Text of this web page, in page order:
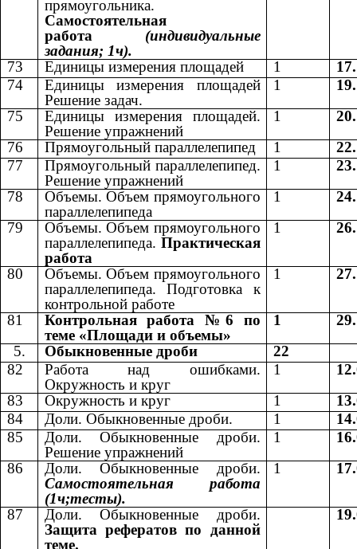
прямоугольника.
Самостоятельная
работа (индивидуальные
задания; 1ч).
73 Единицы измерения площадей 1
74
Единицы измерения площадей
Решение задач.
1
75
Единицы измерения площадей.
Решение упражнений
1
76
Прямоугольный параллелепипед 1
77
Прямоугольный параллелепипед.
Решение упражнений
1
78
Объемы. Объем прямоугольного
параллелепипеда
1
79
Объемы. Объем прямоугольного
параллелепипеда. Практическая
работа
1
80
Объемы. Объем прямоугольного
параллелепипеда. Подготовка к
контрольной работе
1
81
Контрольная работа №6 по
теме «Площади и объемы»
1
5.
Обыкновенные дроби
22
82
Работа над ошибками.
Окружность и круг
1
83
Окружность и круг 1
84
Доли. Обыкновенные дроби. 1
85
Доли. Обыкновенные дроби.
Решение упражнений
1
86
Доли. Обыкновенные дроби.
Самостоятельная работа
(1ч;тесты).
1
87
Доли. Обыкновенные дроби.
Защита рефератов по данной
теме.